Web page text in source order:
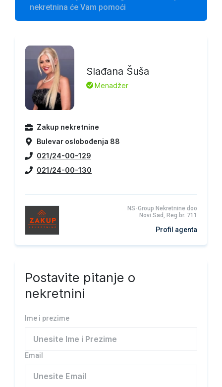
nekretnina će Vam pomoći
Slađana Šuša
L Menadžer
Zakup nekretnine
Bulevar oslobođenja 88
021/24-00-129
021/24-00-130
NS-Group Nekretnine doo
Novi Sad, Reg.br. 711
Profil agenta
Postavite pitanje o
nekretnini
Ime i prezime
Email